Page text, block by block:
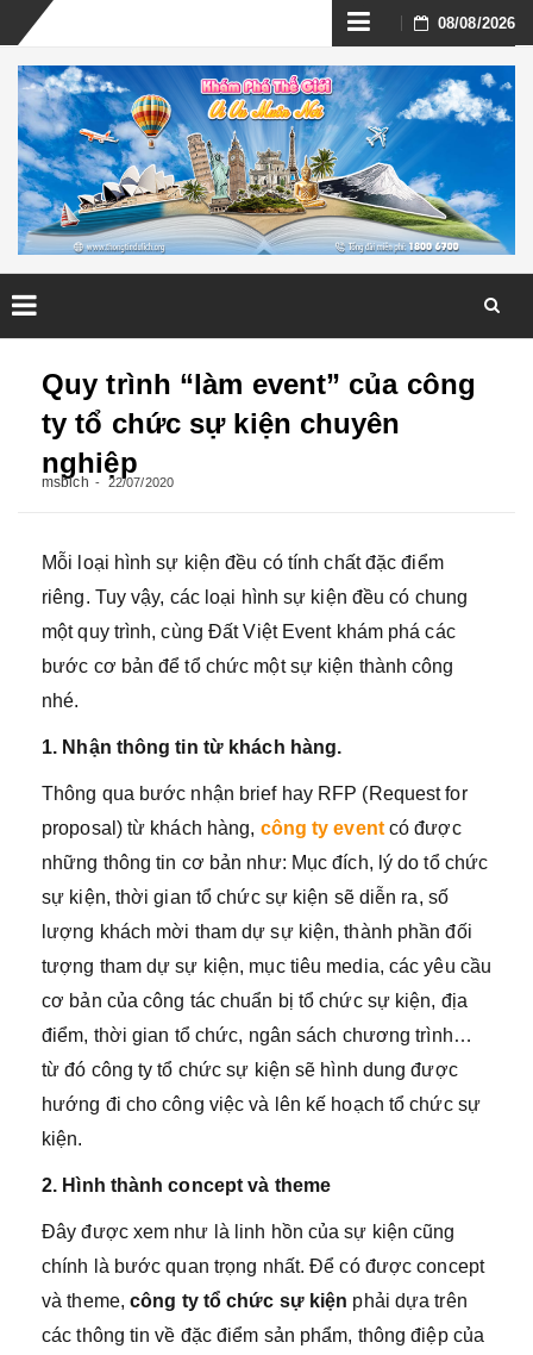
Skip
to
content
08/08/2026
content
Quy trình “làm event” của công
ty tổ chức sự kiện chuyên
nghiệp
msbich 22/07/2020
Mỗi loại hình sự kiện đều có tính chất đặc điểm
riêng. Tuy vậy, các loại hình sự kiện đều có chung
một quy trình, cùng Đất Việt Event khám phá các
bước cơ bản để tổ chức một sự kiện thành công
nhé.
1. Nhận thông tin từ khách hàng.
Thông qua bước nhận brief hay RFP (Request for
proposal) từ khách hàng, công ty eventcó được
những thông tin cơ bản như: Mục đích, lý do tổ chức
sự kiện, thời gian tổ chức sự kiện sẽ diễn ra, số
lượng khách mời tham dự sự kiện, thành phần đối
tượng tham dự sự kiện, mục tiêu media, các yêu cầu
cơ bản của công tác chuẩn bị tổ chức sự kiện, địa
điểm, thời gian tổ chức, ngân sách chương trình…
từ đó công ty tổ chức sự kiện sẽ hình dung được
hướng đi cho công việc và lên kế hoạch tổ chức sự
kiện.
2. Hình thành concept và theme
Đây được xem như là linh hồn của sự kiện cũng
chính là bước quan trọng nhất. Để có được concept
và theme, công ty tổ chức sự kiện phải dựa trên
các thông tin về đặc điểm sản phẩm, thông điệp của